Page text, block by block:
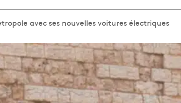
avec ses nouvelles voitures électriques